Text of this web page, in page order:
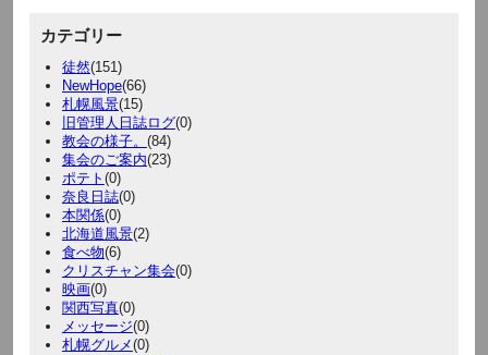
カテゴリー
徒然(151)
NewHope(66)
札幌風景(15)
旧管理人日誌ログ(0)
教会の様子。 (84)
集会のご案内(23)
ポテト (0)
奈良日誌(0)
本関係(0)
北海道風景(2)
食べ物(6)
クリスチャン集会(0)
映画(0)
関西写真(0)
メッセージ(0)
札幌グルメ(0)